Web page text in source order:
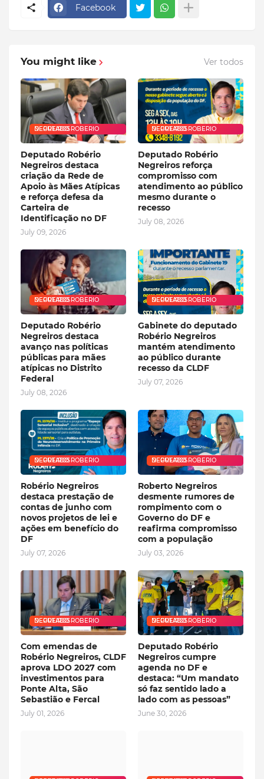
Facebook
You might like Ver todos
DEPUTADO ROBERIO NEGREIROS
Deputado Robério
Negreiros destaca
criação da Rede de
Apoio às Mães Atípicas
e reforça defesa da
Carteira de
Identificação no DF
July 09, 2026
DEPUTADO ROBERIO NEGREIROS
Deputado Robério
Negreiros reforça
compromisso com
atendimento ao público
mesmo durante o
recesso
July 08, 2026
DEPUTADO ROBERIO NEGREIROS
Deputado Robério
Negreiros destaca
avanço nas políticas
públicas para mães
atípicas no Distrito
Federal
July 08, 2026
DEPUTADO ROBERIO NEGREIROS
Gabinete do deputado
Robério Negreiros
mantém atendimento
ao público durante
recesso da CLDF
July 07, 2026
DEPUTADO ROBERIO NEGREIROS
Robério Negreiros
destaca prestação de
contas de junho com
novos projetos de lei e
ações em benefício do
DF
July 07, 2026
DEPUTADO ROBERIO NEGREIROS
Roberto Negreiros
desmente rumores de
rompimento com o
Governo do DF e
reafirma compromisso
com a população
July 03, 2026
DEPUTADO ROBERIO NEGREIROS
Com emendas de
Robério Negreiros, CLDF
aprova LDO 2027 com
investimentos para
Ponte Alta, São
Sebastião e Fercal
July 01, 2026
DEPUTADO ROBERIO NEGREIROS
Deputado Robério
Negreiros cumpre
agenda no DF e
destaca: “Um mandato
só faz sentido lado a
lado com as pessoas”
June 30, 2026